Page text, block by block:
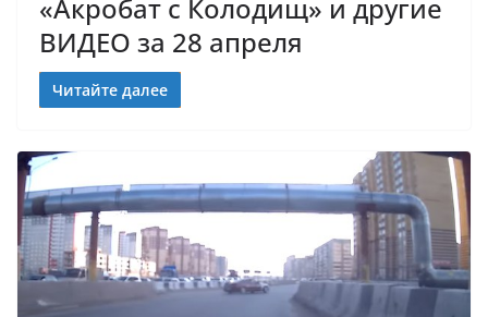
«Акробат с Колодищ» и другие
ВИДЕО за 28 апреля
Читайте далее